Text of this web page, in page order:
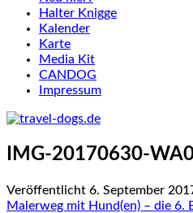
Halter Knigge
Kalender
Karte
Media Kit
CANDOG
Impressum
IMG-20170630-
Veröffentlicht 6. September
Malerweg mit Hund(en) – die 6.